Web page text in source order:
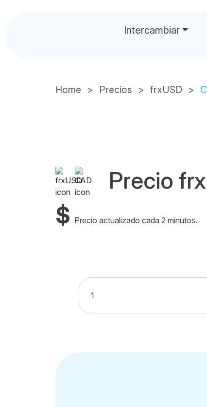
Intercambiar
Home Precios frxUSD
Precio
$ Precio actualizado cada 2 minutos.